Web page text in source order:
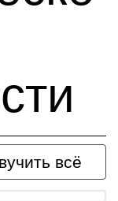
всё